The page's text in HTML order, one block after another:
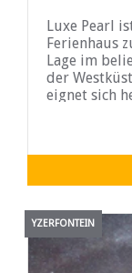
Luxe Pearl
Ferienhaus
Lage im
der
eignet sich
und
YZERFONTEIN